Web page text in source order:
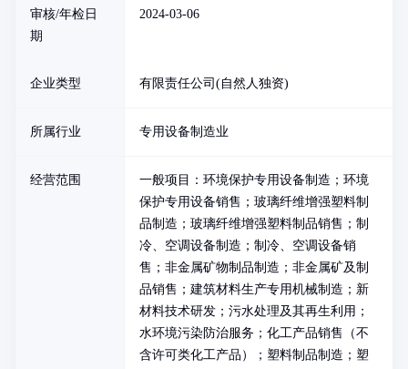
审核/年检日
期
2024-03-06
企业类型 有限责任公司(自然人独资)
所属行业 专用设备制造业
经营范围
一般项目：环境保护专用设备制造；环境
保护专用设备销售；玻璃纤维增强塑料制
品制造；玻璃纤维增强塑料制品销售；制
冷、空调设备制造；制冷、空调设备销
售；非金属矿物制品制造；非金属矿及制
品销售；建筑材料生产专用机械制造；新
材料技术研发；污水处理及其再生利用；
水环境污染防治服务；化工产品销售（不
含许可类化工产品）；塑料制品制造；塑